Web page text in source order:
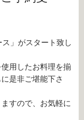
ス」がスタート致し
用したお料理を揃
是非ご堪能下さ
すので、お気軽に